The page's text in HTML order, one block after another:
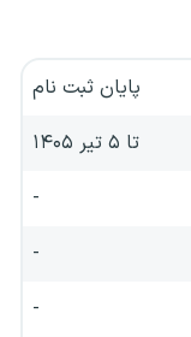
پایان ثبت نام
تا ۵ تیر ۱۴۰۵
-
-
-